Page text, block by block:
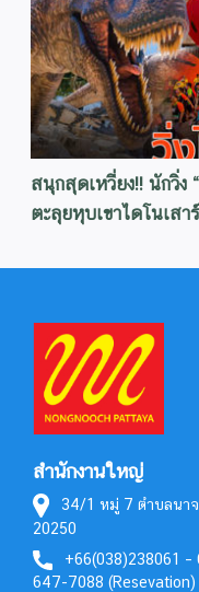
สนุกสุดเหวี่ยง!! นักวิ่ง
ตะลุยหุบเขาไดโนเสาร์
สำนักงานใหญ่
34/1 หมู่ 7 ตำบลนา
20250
+66(038)238061
647-7088 (Resevation)